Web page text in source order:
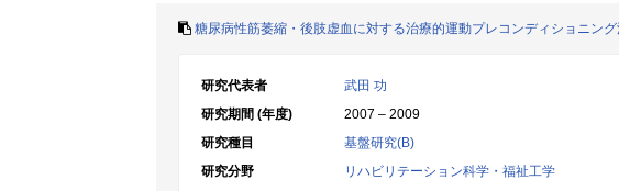
糖尿病性筋萎縮・後肢虚血に対する治療的運動プレコンディショニン
研究代表者
武田 功
研究期間 (年度)
2007 – 2009
研究種目
基盤研究(B)
研究分野
リハビリテーション科学・福祉工学